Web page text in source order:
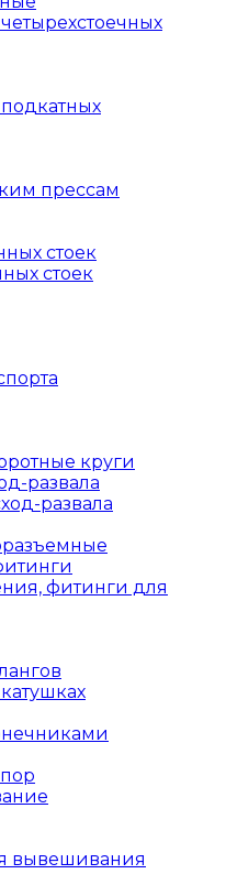
прессам
стоек
стоек
круги
развала
развала
фитинги для
вывешивания